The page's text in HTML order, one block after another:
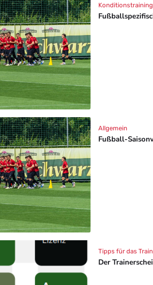
Konditionstraining
Fußball-
Allgemein
Der
Tipps für das